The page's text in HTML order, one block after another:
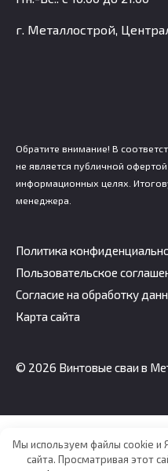
г. Металлострой,
Обратите внимание! В
не является публичной
информационных целях.
менеджера.
Политика
Пользовательское
Согласие на обработку
Карта сайта
© 2026 Винтовые сваи в
Мы используем файлы cookie и
сайта. Просматривая этот